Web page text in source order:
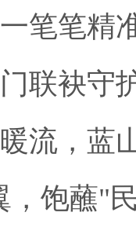
笔笔精
联袂守
流，蓝
，饱蘸"